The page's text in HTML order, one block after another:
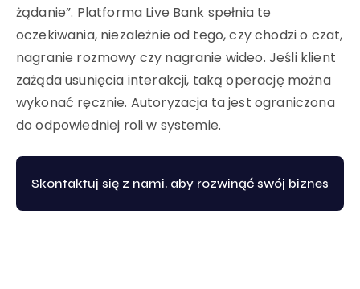
żądanie”. Platforma Live Bank spełnia te
oczekiwania, niezależnie od tego, czy chodzi o czat,
nagranie rozmowy czy nagranie wideo. Jeśli klient
zażąda usunięcia interakcji, taką operację można
wykonać ręcznie. Autoryzacja ta jest ograniczona
do odpowiedniej roli w systemie.
Skontaktuj się z nami, aby rozwinąć swój biznes